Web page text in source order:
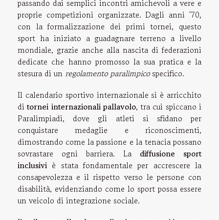
passando dai semplici incontri amichevoli a vere e
proprie competizioni organizzate. Dagli anni '70,
con la formalizzazione dei primi tornei, questo
sport ha iniziato a guadagnare terreno a livello
mondiale, grazie anche alla nascita di federazioni
dedicate che hanno promosso la sua pratica e la
stesura di un regolamento paralimpicospecifico.
Il calendario sportivo internazionale si è arricchito
ditornei internazionali pallavolo, tra cui spiccano i
Paralimpiadi, dove gli atleti si sfidano per
conquistare medaglie e riconoscimenti,
dimostrando come la passione e la tenacia possano
sovrastare ogni barriera. La diffusione sport
inclusivi è stata fondamentale per accrescere la
consapevolezza e il rispetto verso le persone con
disabilità, evidenziando come lo sport possa essere
un veicolo di integrazione sociale.